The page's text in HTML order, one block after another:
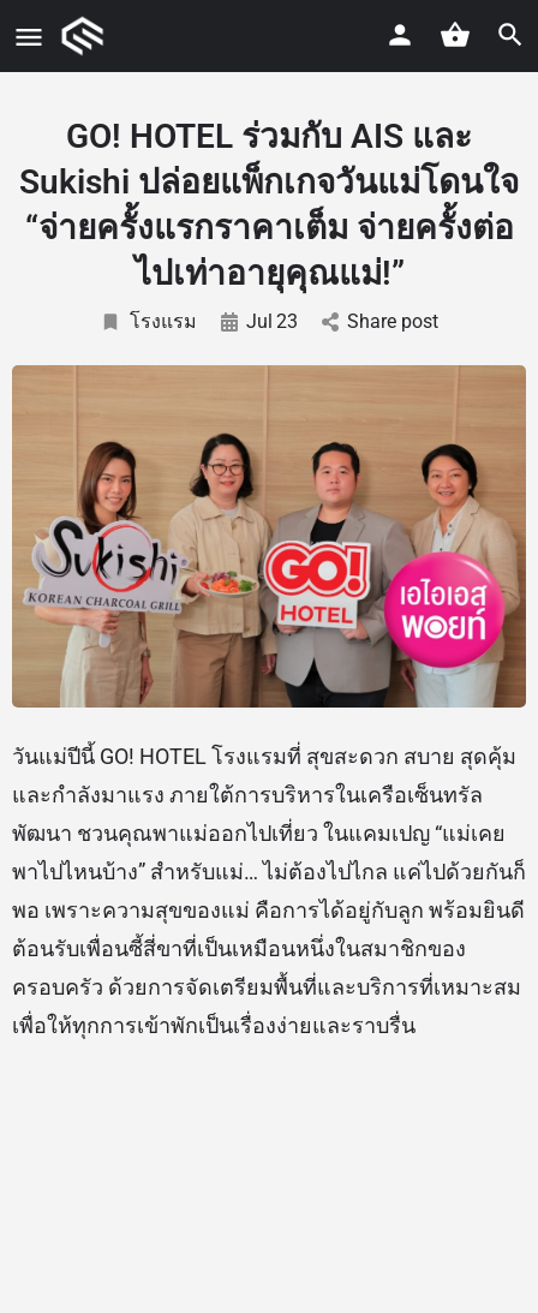
GO! HOTEL ร่วมกับ AIS และ
Sukishi ปล่อยแพ็กเกจวันแม่โดนใจ
“จ่ายครั้งแรกราคาเต็ม จ่ายครั้งต่อ
ไปเท่าอายุคุณแม่!”
โรงแรม Jul 23 Share post
วันแม่ปีนี้ GO! HOTEL โรงแรมที่ สุขสะดวก สบาย สุดคุ้ม
และกำลังมาแรง ภายใต้การบริหารในเครือเซ็นทรัล
พัฒนา ชวนคุณพาแม่ออกไปเที่ยว ในแคมเปญ “แม่เคย
พาไปไหนบ้าง” สำหรับแม่… ไม่ต้องไปไกล แค่ไปด้วยกันก็
พอ เพราะความสุขของแม่ คือการได้อยู่กับลูก พร้อมยินดี
ต้อนรับเพื่อนซี้สี่ขาที่เป็นเหมือนหนึ่งในสมาชิกของ
ครอบครัว ด้วยการจัดเตรียมพื้นที่และบริการที่เหมาะสม
เพื่อให้ทุกการเข้าพักเป็นเรื่องง่ายและราบรื่น